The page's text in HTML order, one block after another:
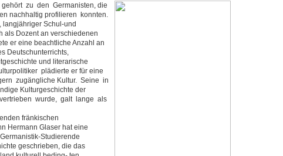
zu den Germanisten, die
nachhaltig profilieren konnten.
langjähriger Schul-und
als Dozent an verschiedenen
er eine beachtliche Anzahl an
Deutschunterrichts,
und literarische
plädierte er für eine
zugängliche Kultur. Seine in
Kulturgeschichte der
wurde, galt lange als
fränkischen
Hermann Glaser hat eine
Studierende
geschrieben, die das